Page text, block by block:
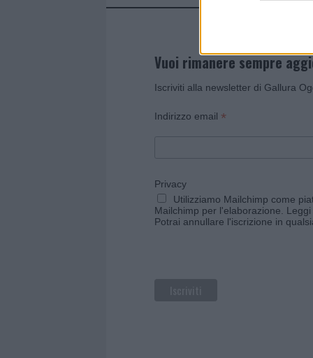
Vuoi rimanere sempre
Iscriviti alla newsletter di Gallura
Indirizzo email *
Privacy
Utilizziamo Mailchimp come
Mailchimp per l'elaborazione.
Potrai annullare l'iscrizione in